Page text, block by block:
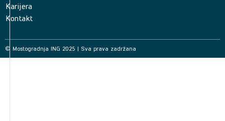
Karijera
Kontakt
© Mostogradnja ING 2025 | Sva prava zadržana